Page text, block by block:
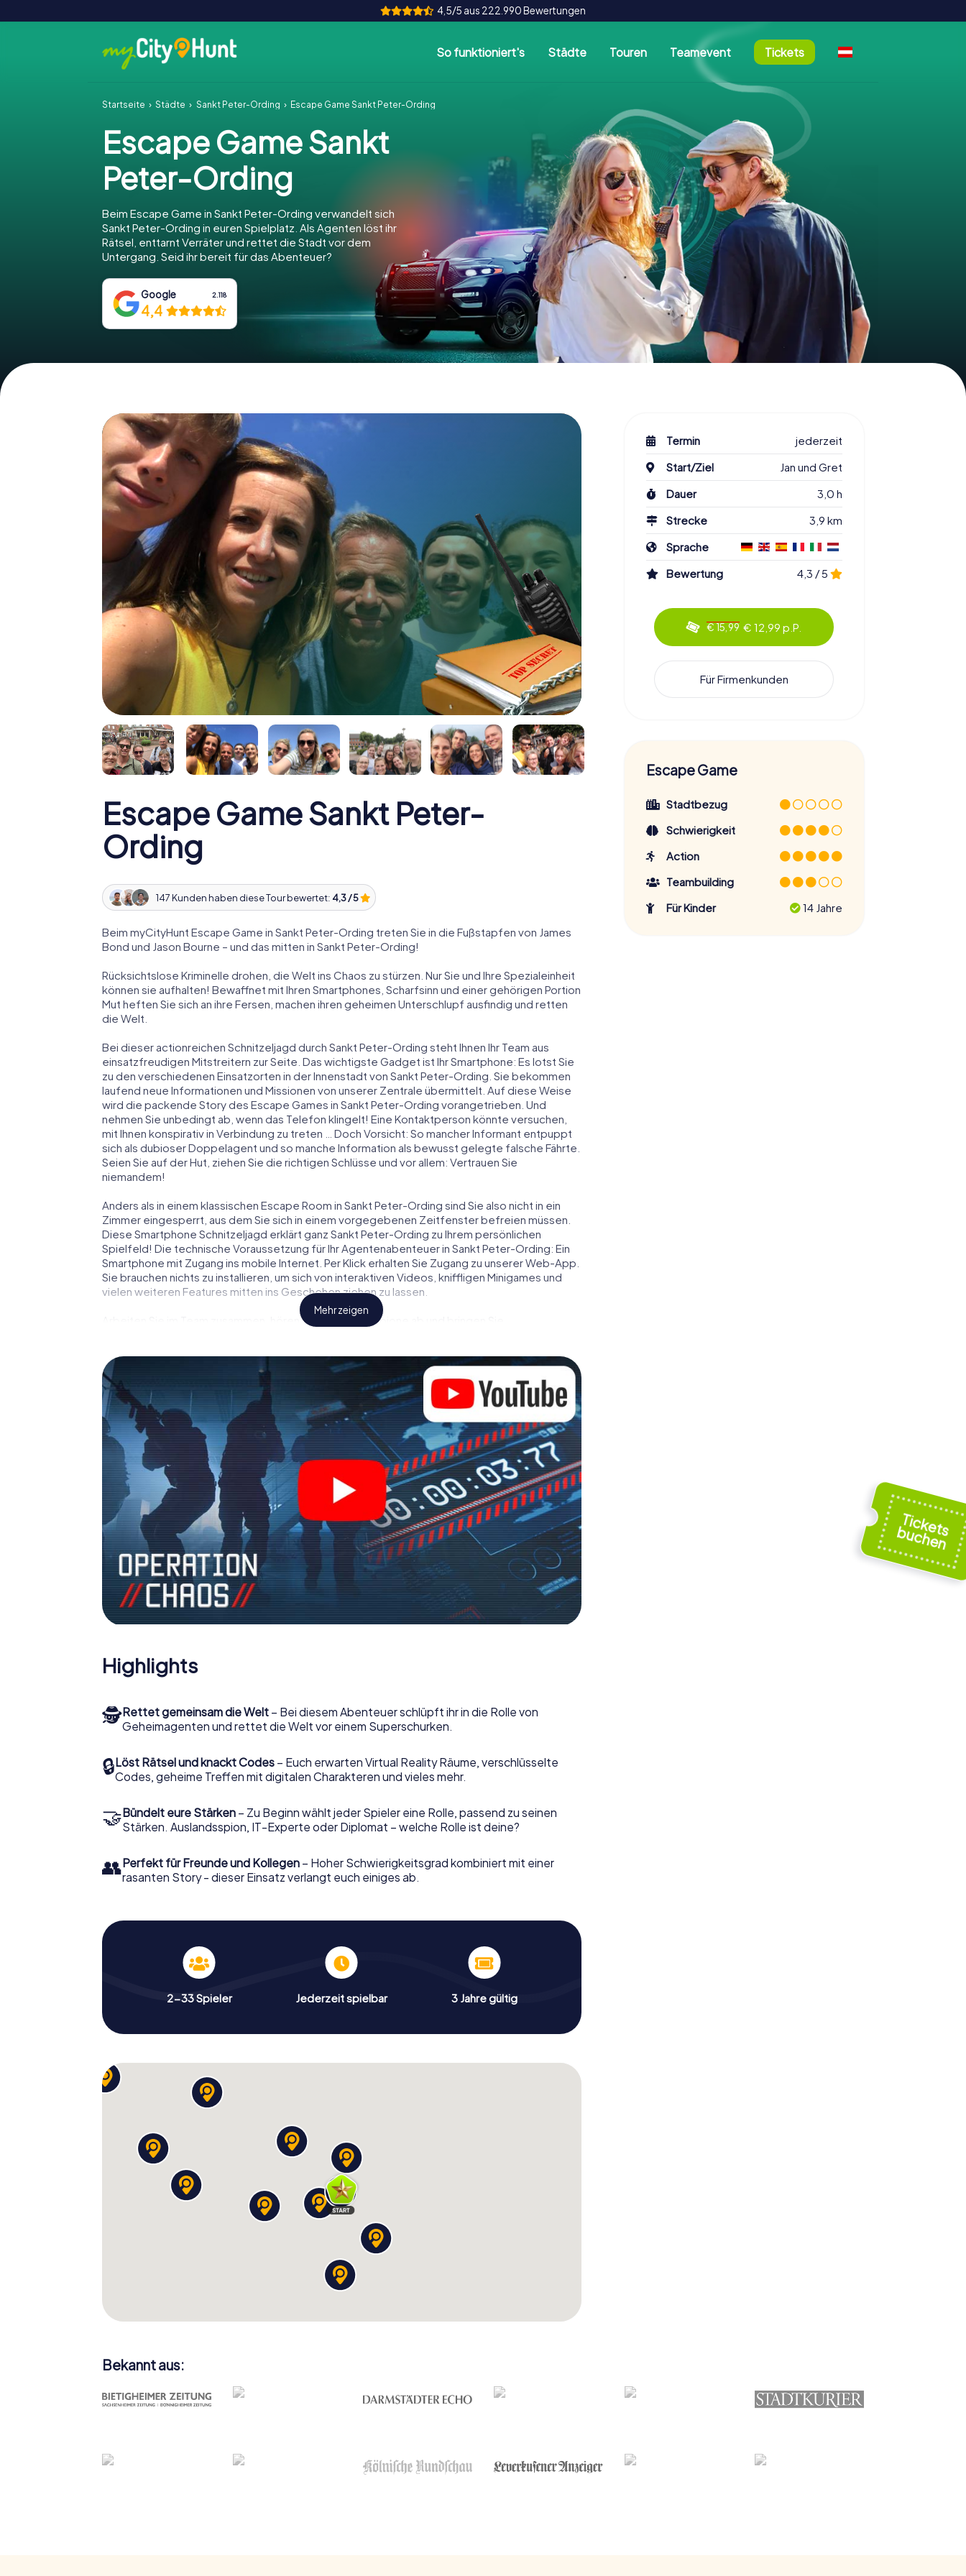
4,5/5 aus 222.990 Bewertungen
So funktioniert's Städte Touren Teamevent Tickets
Startseite Städte Sankt Peter-Ording Escape Game Sankt Peter-Ording
Escape Game Sankt
Peter-Ording
Beim Escape Game in Sankt Peter-Ording verwandelt sich
Sankt Peter-Ording in euren Spielplatz. Als Agenten löst ihr
Rätsel, enttarnt Verräter und rettet die Stadt vor dem
Untergang. Seid ihr bereit für das Abenteuer?
Google 2.118
4,4
Escape Game Sankt Peter-
Ording
147 Kunden haben diese Tour bewertet: 4,3 / 5
Beim myCityHunt Escape Game in Sankt Peter-Ording treten Sie in die Fußstapfen von James
Bond und Jason Bourne – und das mitten in Sankt Peter-Ording!
Rücksichtslose Kriminelle drohen, die Welt ins Chaos zu stürzen. Nur Sie und Ihre Spezialeinheit
können sie aufhalten! Bewaffnet mit Ihren Smartphones, Scharfsinn und einer gehörigen Portion
Mut heften Sie sich an ihre Fersen, machen ihren geheimen Unterschlupf ausfindig und retten
die Welt.
Bei dieser actionreichen Schnitzeljagd durch Sankt Peter-Ording steht Ihnen Ihr Team aus
einsatzfreudigen Mitstreitern zur Seite. Das wichtigste Gadget ist Ihr Smartphone: Es lotst Sie
zu den verschiedenen Einsatzorten in der Innenstadt von Sankt Peter-Ording. Sie bekommen
laufend neue Informationen und Missionen von unserer Zentrale übermittelt. Auf diese Weise
wird die packende Story des Escape Games in Sankt Peter-Ording vorangetrieben. Und
nehmen Sie unbedingt ab, wenn das Telefon klingelt! Eine Kontaktperson könnte versuchen,
mit Ihnen konspirativ in Verbindung zu treten … Doch Vorsicht: So mancher Informant entpuppt
sich als dubioser Doppelagent und so manche Information als bewusst gelegte falsche Fährte.
Seien Sie auf der Hut, ziehen Sie die richtigen Schlüsse und vor allem: Vertrauen Sie
niemandem!
Anders als in einem klassischen Escape Room in Sankt Peter-Ording sind Sie also nicht in ein
Zimmer eingesperrt, aus dem Sie sich in einem vorgegebenen Zeitfenster befreien müssen.
Diese Smartphone Schnitzeljagd erklärt ganz Sankt Peter-Ording zu Ihrem persönlichen
Spielfeld! Die technische Voraussetzung für Ihr Agentenabenteuer in Sankt Peter-Ording: Ein
Smartphone mit Zugang ins mobile Internet. Per Klick erhalten Sie Zugang zu unserer Web-App.
Sie brauchen nichts zu installieren, um sich von interaktiven Videos, kniffligen Minigames und
vielen weiteren Features mitten ins Geschehen ziehen zu lassen.
Arbeiten Sie im Team zusammen, hören Sie feindliche Spione ab und bringen Sie
Gegensatz zu James Bond und Co. werden Sie jedoch nicht zu stillen Helden: Sie verewigen
sich mit Ihrem Team im Highscore von Sankt Peter-Ording und erhalten Zugang zu Ihrer ganz
persönlichen Bildergalerie. Das myCityHunt Escape Game macht Sankt Peter-Ording zu Ihrem
ganz persönlichen Erlebnisspielplatz. Holen Sie sich Ihre Tickets in die Welt der Spionage und
Geheimagenten und verwandeln Sie Sankt Peter-Ording in einen Outdoor Escape Room!
Mehr zeigen
Highlights
🕵Rettet gemeinsam die Welt – Bei diesem Abenteuer schlüpft ihr in die Rolle von
Geheimagenten und rettet die Welt vor einem Superschurken.
🔒Löst Rätsel und knackt Codes – Euch erwarten Virtual Reality Räume, verschlüsselte
Codes, geheime Treffen mit digitalen Charakteren und vieles mehr.
🤝Bündelt eure Stärken – Zu Beginn wählt jeder Spieler eine Rolle, passend zu seinen
Stärken. Auslandsspion, IT-Experte oder Diplomat – welche Rolle ist deine?
👥Perfekt für Freunde und Kollegen – Hoher Schwierigkeitsgrad kombiniert mit einer
rasanten Story - dieser Einsatz verlangt euch einiges ab.
2-33 Spieler Jederzeit spielbar 3 Jahre gültig
Termin
jederzeit
Start/Ziel
Jan und Gret
Dauer
3,0 h
Strecke
3,9 km
Sprache
Bewertung
4,3 / 5
€ 15,99 € 12,99 p.P.
Für Firmenkunden
Escape Game
Stadtbezug
Schwierigkeit
Action
Teambuilding
Für Kinder
14 Jahre
Bekannt aus: